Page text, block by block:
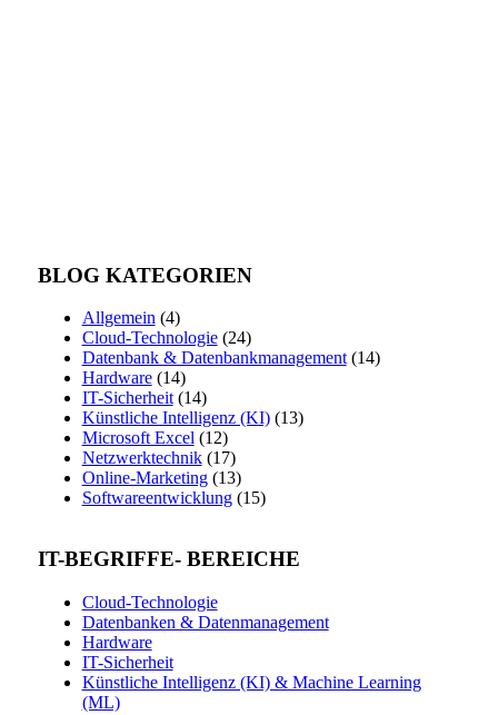
BLOG KATEGORIEN
Allgemein (4)
Cloud-Technologie(24)
Datenbank & Datenbankmanagement(14)
Hardware(14)
IT-Sicherheit(14)
Künstliche Intelligenz (KI)(13)
Microsoft Excel (12)
Netzwerktechnik(17)
Online-Marketing(13)
Softwareentwicklung(15)
IT-BEGRIFFE- BEREICHE
Cloud-Technologie
Datenbanken & Datenmanagement
Hardware
IT-Sicherheit
Künstliche Intelligenz (KI) & Machine Learning
(ML)